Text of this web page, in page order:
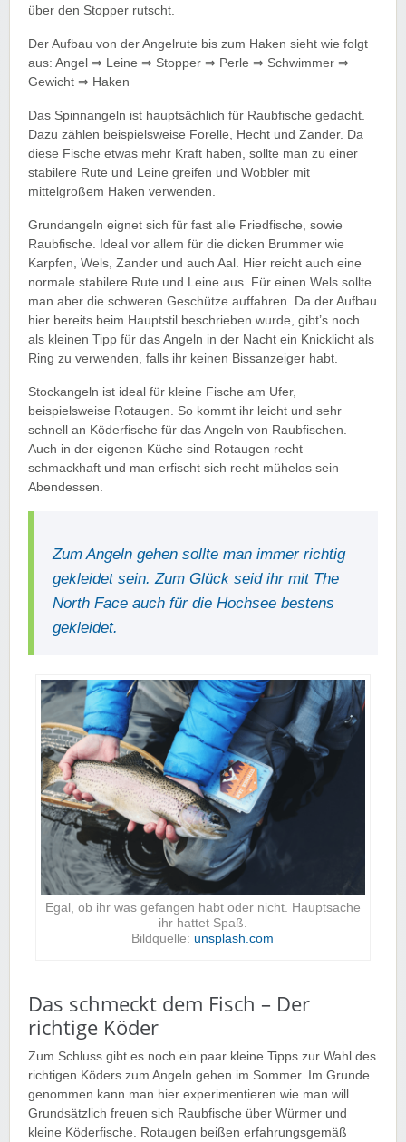
über den Stopper rutscht.
Der Aufbau von der Angelrute bis zum Haken sieht wie folgt
aus: Angel ⇒ Leine ⇒ Stopper ⇒ Perle ⇒ Schwimmer ⇒
Gewicht ⇒ Haken
Das Spinnangeln ist hauptsächlich für Raubfische gedacht.
Dazu zählen beispielsweise Forelle, Hecht und Zander. Da
diese Fische etwas mehr Kraft haben, sollte man zu einer
stabilere Rute und Leine greifen und Wobbler mit
mittelgroßem Haken verwenden.
Grundangeln eignet sich für fast alle Friedfische, sowie
Raubfische. Ideal vor allem für die dicken Brummer wie
Karpfen, Wels, Zander und auch Aal. Hier reicht auch eine
normale stabilere Rute und Leine aus. Für einen Wels sollte
man aber die schweren Geschütze auffahren. Da der Aufbau
hier bereits beim Hauptstil beschrieben wurde, gibt’s noch
als kleinen Tipp für das Angeln in der Nacht ein Knicklicht als
Ring zu verwenden, falls ihr keinen Bissanzeiger habt.
Stockangeln ist ideal für kleine Fische am Ufer,
beispielsweise Rotaugen. So kommt ihr leicht und sehr
schnell an Köderfische für das Angeln von Raubfischen.
Auch in der eigenen Küche sind Rotaugen recht
schmackhaft und man erfischt sich recht mühelos sein
Abendessen.
Zum Angeln gehen sollte man immer richtig
gekleidet sein. Zum Glück seid ihr mit The
North Face auch für die Hochsee bestens
gekleidet.
Egal, ob ihr was gefangen habt oder nicht. Hauptsache
ihr hattet Spaß.
Bildquelle:unsplash.com
Das schmeckt dem Fisch – Der
richtige Köder
Zum Schluss gibt es noch ein paar kleine Tipps zur Wahl des
richtigen Köders zum Angeln gehen im Sommer. Im Grunde
genommen kann man hier experimentieren wie man will.
Grundsätzlich freuen sich Raubfische über Würmer und
kleine Köderfische. Rotaugen beißen erfahrungsgemäß